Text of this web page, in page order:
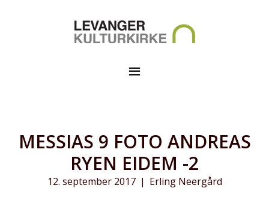
MESSIAS 9 FOTO ANDREAS
RYEN EIDEM -2
12. september 2017 | Erling Neergård